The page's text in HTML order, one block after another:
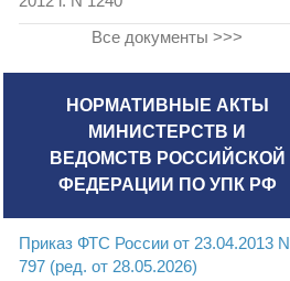
Все документы >>>
НОРМАТИВНЫЕ АКТЫ
МИНИСТЕРСТВ И
ВЕДОМСТВ РОССИЙСКОЙ
ФЕДЕРАЦИИ ПО УПК РФ
Приказ ФТС России от 23.04.2013 N
797 (ред. от 28.05.2026)